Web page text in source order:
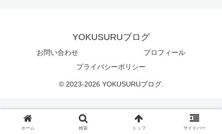
YOKUSURUブログ
お問い合わせ
プロフィール
プライバシーポリシー
© 2023-2026 YOKUSURUブログ.
ホーム 検索 トップ サイドバー